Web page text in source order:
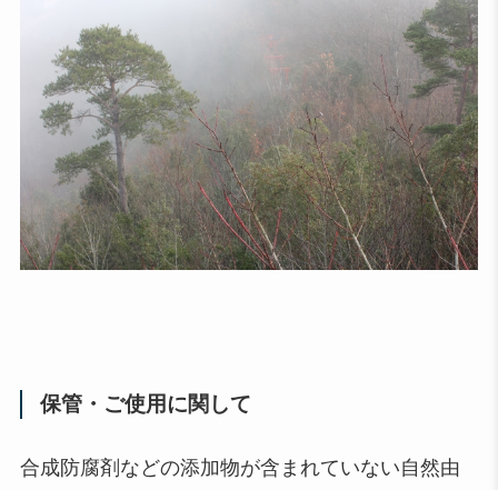
保管・ご使用に関して
合成防腐剤などの添加物が含まれていない自然由